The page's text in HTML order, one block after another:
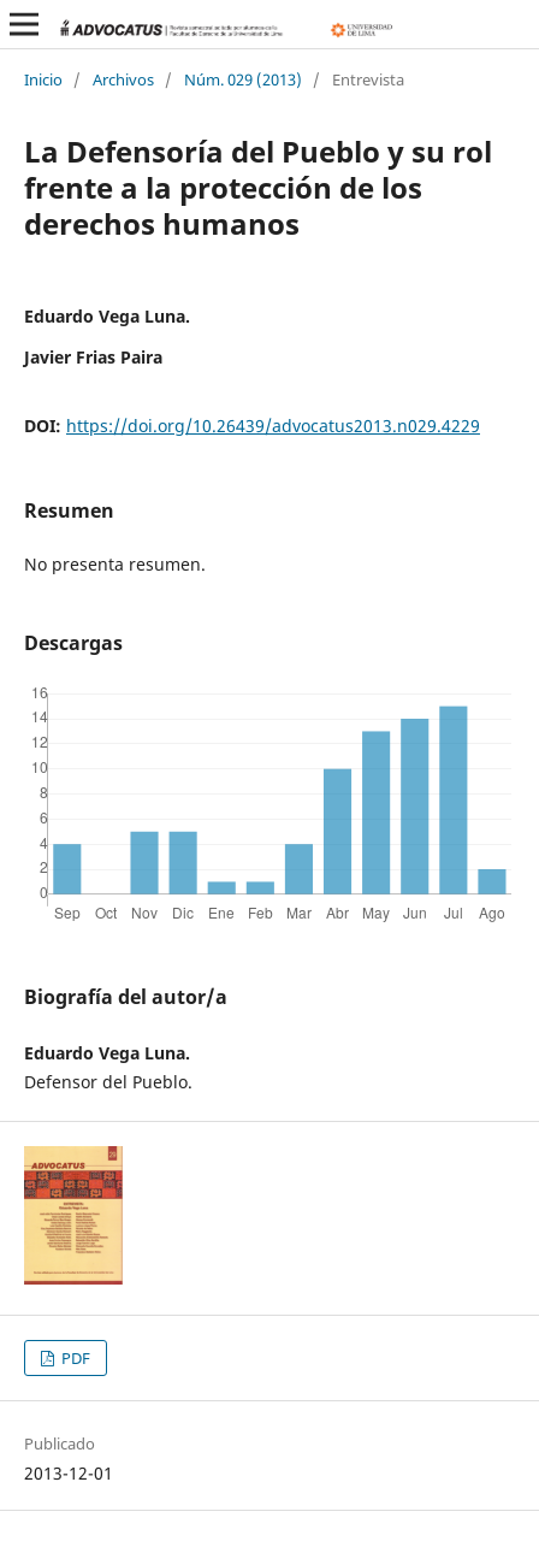
Inicio / Archivos / Núm. 029 (2013) / Entrevista
La Defensoría del Pueblo y su rol
frente a la protección de los
derechos humanos
Eduardo Vega Luna.
Javier Frias Paira
DOI: https://doi.org/10.26439/advocatus2013.n029.4229
Resumen
No presenta resumen.
Descargas
Biografía del autor/a
Eduardo Vega Luna.
Defensor del Pueblo.
PDF
Publicado
2013-12-01